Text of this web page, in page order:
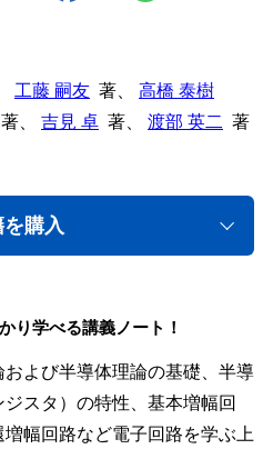
工藤 嗣友 著、 高橋 泰樹
著、 吉見 卓 著、 渡部 英二 著
購入
り学べる講義ノート！
よび半導体理論の基礎、半導
スタ）の特性、基本増幅回
幅回路など電子回路を学ぶ上